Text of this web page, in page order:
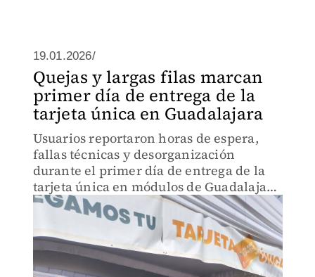
19.01.2026/
Quejas y largas filas marcan
primer día de entrega de la
tarjeta única en Guadalajara
Usuarios reportaron horas de espera,
fallas técnicas y desorganización
durante el primer día de entrega de la
tarjeta única en módulos de Guadalajara
y la zona metropolitana